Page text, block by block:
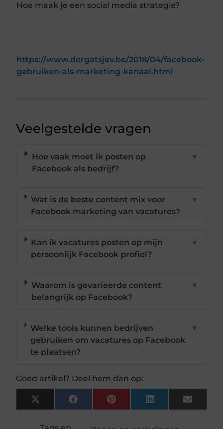
Hoe maak je een social media strategie?
https://www.dergatsjev.be/2018/04/facebook-
gebruiken-als-marketing-kanaal.html
Veelgestelde vragen
Hoe vaak moet ik posten op
Facebook als bedrijf?
▼
Wat is de beste content mix voor
Facebook marketing van vacatures?
▼
Kan ik vacatures posten op mijn
persoonlijk Facebook profiel?
▼
Waarom is gevarieerde content
belangrijk op Facebook?
▼
Welke tools kunnen bedrijven
gebruiken om vacatures op Facebook
te plaatsen?
▼
Goed artikel? Deel hem dan op:
X
(Twitter)
FacebookPinterestLinkedInEmail